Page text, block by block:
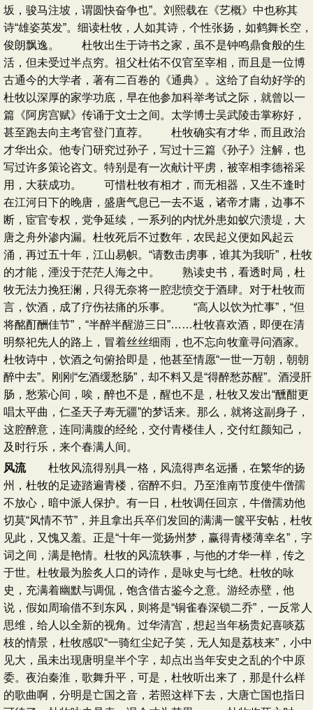
坂，骏马注坡，谓圆快奋争也”。刘熙载在《艺概》中也称其
诗“雄姿英发”。细读杜牧，人如其诗，个性张扬，如鹤舞长空，
俊朗飘逸。 杜牧出生于诗书之家，虽不是钟鸣鼎食般的生
活，但未受过半点穷。祖父杜佑不仅官至宰相，而且是一位博
古通今的大学者，著有二百卷的《通典》。这给了自幼好学的
杜牧以深厚的家学功底，早在他参加科举考试之际，就曾以一
篇《阿房宫赋》传诵于文士之间。太学博士吴武陵击掌称好，
甚至跑去向主考官登门直荐。 杜牧确实有才华，而且政治
才华出众。他专门研究过孙子，写过十三篇《孙子》注解，也
写过许多策论咨文。特别是有一次献计平虏，被宰相李德裕采
用，大获成功。 可惜杜牧有相才，而无相器，又生不逢时
在江河日下的晚唐，盛唐气息已一去不返，诸帝才庸，边事不
断，宦官专权，党争延续，一系列的内忧外患如蚁穴溃堤，大
唐之舟外渗内漏。杜牧死后不过数年，农民起义便如风起云
涌，再过五十年，江山易帜。“请数击虏事，谁其为我听”，杜牧
的才能，湮没于茫茫人海之中。 熟读史书，看透时局，杜
牧无法力挽狂澜，只得无奈将一腔悲愤交于酒肆。对于杜牧而
言，饮酒，成了疗伤祛痛的乐事。 “高人以饮为忙事”，“但
将酩酊酬佳节”，“半醉半醒游三日”……杜牧喜欢酒，即便在清
明祭祀先人的路上，冒着丝丝细雨，也不忘向牧童寻问酒家。
杜牧诗中，饮酒之句俯拾即是，他甚至情愿“一世一万朝，朝朝
醉中去”。刚刚“乞酒缓愁肠”，却不料又是“得醉愁苏醒”。酒浸肝
肠，愁萦心间，唉，醉也不是，醒也不是，杜牧又发出“醺酣更
唱太平曲，仁圣天子寿无疆”的梦话来。那么，就将这副身子，
这腔醉意，连同满腹的经纶，交付青楼佳人，交付红颜知己，
及时行乐，来个春满人间。
风流杜牧风流得别具一格，风流得声名远播，在繁华的扬
州，杜牧的足迹踏遍青楼，宿醉不归。乃至淮南节度使牛僧孺
不放心，暗中派人保护。有一日，杜牧调任回京，牛僧孺劝他
切莫“风情不节”，并且拿出兵卒们发回的满满一箧平安帖，杜牧
见此，又愧又羞。正是“十年一觉扬州梦，赢得青楼薄幸名”，字
词之间，满是艳情。杜牧的风流轶事，与他的才华一样，传之
于世。杜牧最为脍炙人口的诗作，是咏史与七绝。杜牧的咏
史，充满着幽默与调侃，饱含借古鉴今之意。游经赤壁，他
说，假如周瑜借不到东风，则将是“铜雀春深锁二乔”，一反常人
思维，给人以全新的视角。过华清宫，想起当年杨贵妃喜啖荔
枝的情景，杜牧感叹“一骑红尘妃子笑，无人知是荔枝来”，小中
见大，虽未出现唐明皇半个字，却点出当年安史之乱的个中原
委。夜泊秦淮，歌舞升平，可是，杜牧听出来了，那是什么样
的歌曲啊，分明是亡国之音，若照这样下去，大唐亡国也指日